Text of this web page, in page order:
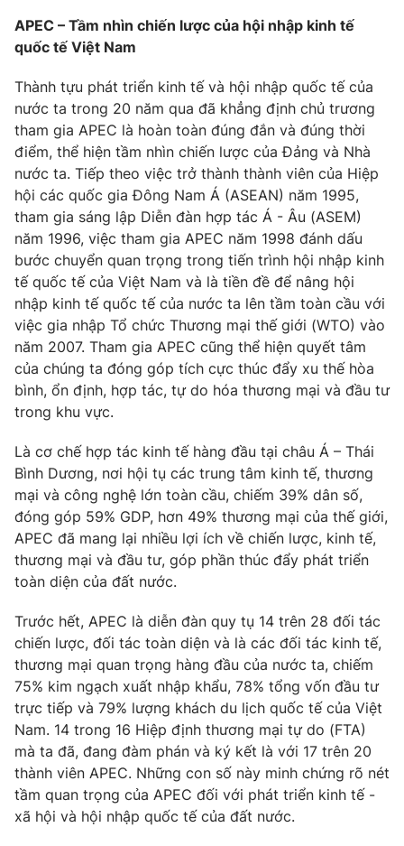
Hitech Công nghệ tương lai
Sản phẩm
Thị trường
Tư vấn
Giao lưu trực tuyến
Lịch phát sóng
Chuyên mục khác
Emagazine Podcast
Photo Infographic
Video Shorts video
VTV Money VTV Thể thao
VTV Sức khoẻ Bất động sản
Thị trường 24h Tấm lòng Việt
VTV4 Vươn mình bằng AI
VTV9 VTV8
Liên hệ tòa soạn
THỜI BÁO VTV
Theo dõi báo trên
Cơ quan chủ quản:Đài Truyền hình Việt Nam
APEC – Tầm nhìn chiến lược của hội nhập kinh tế
quốc tế Việt Nam
Thành tựu phát triển kinh tế và hội nhập quốc tế của
nước ta trong 20 năm qua đã khẳng định chủ trương
tham gia APEC là hoàn toàn đúng đắn và đúng thời
điểm, thể hiện tầm nhìn chiến lược của Đảng và Nhà
nước ta. Tiếp theo việc trở thành thành viên của Hiệp
hội các quốc gia Đông Nam Á (ASEAN) năm 1995,
tham gia sáng lập Diễn đàn hợp tác Á - Âu (ASEM)
năm 1996, việc tham gia APEC năm 1998 đánh dấu
bước chuyển quan trọng trong tiến trình hội nhập kinh
tế quốc tế của Việt Nam và là tiền đề để nâng hội
nhập kinh tế quốc tế của nước ta lên tầm toàn cầu với
việc gia nhập Tổ chức Thương mại thế giới (WTO) vào
năm 2007. Tham gia APEC cũng thể hiện quyết tâm
của chúng ta đóng góp tích cực thúc đẩy xu thế hòa
bình, ổn định, hợp tác, tự do hóa thương mại và đầu tư
trong khu vực.
Là cơ chế hợp tác kinh tế hàng đầu tại châu Á – Thái
Bình Dương, nơi hội tụ các trung tâm kinh tế, thương
mại và công nghệ lớn toàn cầu, chiếm 39% dân số,
đóng góp 59% GDP, hơn 49% thương mại của thế giới,
APEC đã mang lại nhiều lợi ích về chiến lược, kinh tế,
thương mại và đầu tư, góp phần thúc đẩy phát triển
toàn diện của đất nước.
Trước hết, APEC là diễn đàn quy tụ 14 trên 28 đối tác
chiến lược, đối tác toàn diện và là các đối tác kinh tế,
thương mại quan trọng hàng đầu của nước ta, chiếm
75% kim ngạch xuất nhập khẩu, 78% tổng vốn đầu tư
trực tiếp và 79% lượng khách du lịch quốc tế của Việt
Nam. 14 trong 16 Hiệp định thương mại tự do (FTA)
mà ta đã, đang đàm phán và ký kết là với 17 trên 20
thành viên APEC. Những con số này minh chứng rõ nét
tầm quan trọng của APEC đối với phát triển kinh tế -
xã hội và hội nhập quốc tế của đất nước.